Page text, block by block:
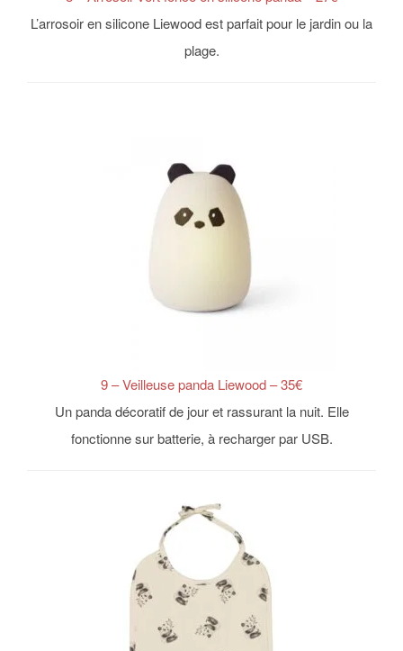
L’arrosoir en silicone Liewood est parfait pour le jardin ou la
plage.
9 – Veilleuse panda Liewood – 35€
Un panda décoratif de jour et rassurant la nuit. Elle
fonctionne sur batterie, à recharger par USB.